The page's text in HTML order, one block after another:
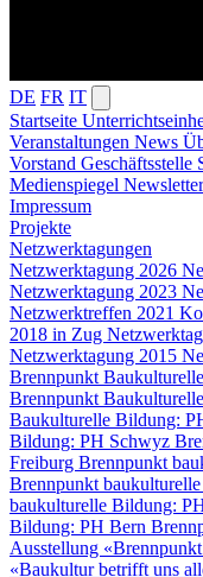
DE FR IT
Startseite
Veranstaltungen News
Vorstand Geschäftsstelle
Medienspiegel
Impressum
Projekte
Netzwerktagungen
Netzwerktagung 2026
Netzwerktagung 2023
Netzwerktreffen 2021
2018 in Zug
Netzwerktagung 2015
Brennpunkt
Brennpunkt
Baukulturelle Bildung:
Bildung: PH Schwyz
Freiburg Brennpunkt
Brennpunkt
baukulturelle Bildung:
Bildung: PH Bern
Ausstellung
«Baukultur betrifft uns